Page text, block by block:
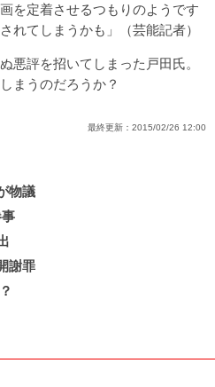
を定着させるつもりのようです
れてしまうかも」（芸能記者）
悪評を招いてしまった戸田氏。
まうのだろうか？
最終更新： 2015/02/26 12:00
物議
謝罪